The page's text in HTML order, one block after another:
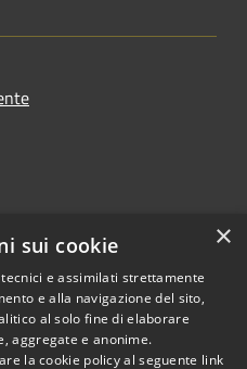
Copyright © 2026 • Comune di
×
sui cookie
e assimilati strettamente
e alla navigazione del sito,
al solo fine di elaborare
aggregate e anonime.
la cookie policy al seguente link